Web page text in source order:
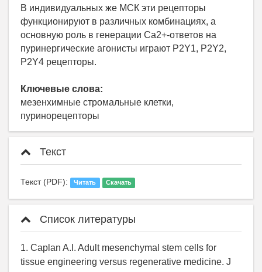
В индивидуальных же МСК эти рецепторы
функционируют в различных комбинациях, а
основную роль в генерации Са2+-ответов на
пуринергические агонисты играют P2Y1, P2Y2,
P2Y4 рецепторы.
Ключевые слова:
мезенхимные стромальные клетки,
пуринорецепторы
Текст
Текст (PDF): Читать Скачать
Список литературы
1. Caplan A.I. Adult mesenchymal stem cells for
tissue engineering versus regenerative medicine. J